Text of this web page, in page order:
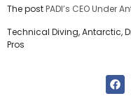
The postPADI’s CEO Under
Technical Diving, Antarctic,
Pros